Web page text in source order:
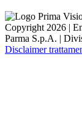
Copyright 2026 |
Parma S.p.A. |
Disclaimer